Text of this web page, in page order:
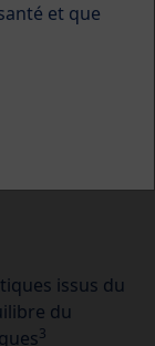
composition
issus du
du
3
et que